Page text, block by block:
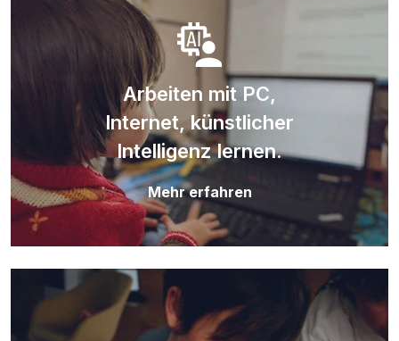
Arbeiten mit PC,
Internet, künstlicher
Intelligenz lernen.
Mehr erfahren